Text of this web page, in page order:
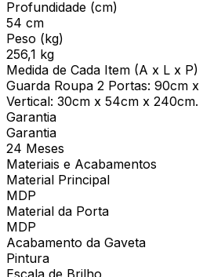
Profundidade (cm)
54 cm
Peso (kg)
256,1 kg
Medida de Cada Item (A x L x
Guarda Roupa 2 Portas: 90cm
Vertical: 30cm x 54cm x 240cm.
Garantia
Garantia
24 Meses
Materiais e Acabamentos
Material Principal
MDP
Material da Porta
MDP
Acabamento da Gaveta
Pintura
Escala de Brilho